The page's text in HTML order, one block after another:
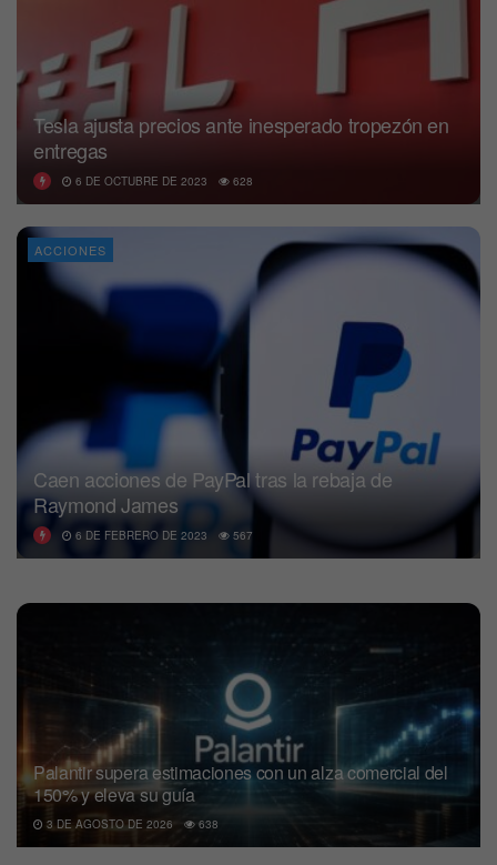
Tesla ajusta precios ante inesperado tropezón en
entregas
6 DE OCTUBRE DE 2023 628
ACCIONES
Caen acciones de PayPal tras la rebaja de
Raymond James
6 DE FEBRERO DE 2023 567
Palantir supera estimaciones con un alza comercial del
150% y eleva su guía
3 DE AGOSTO DE 2026 638